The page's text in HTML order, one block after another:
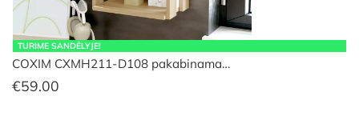
TURIME SANDĖLYJE!
COXIM CXMH211-D108 pakabinama…
€59.00